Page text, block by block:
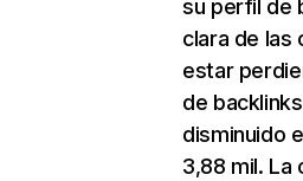
su perfil de
clara de las
estar
de
disminuido
3,88 mil. La